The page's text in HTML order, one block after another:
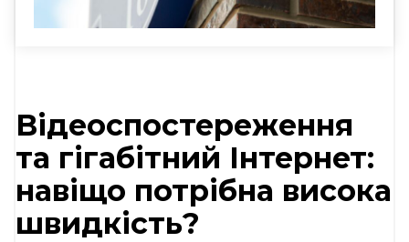
Відеоспостереження
та гігабітний Інтернет:
навіщо потрібна висока
швидкість?